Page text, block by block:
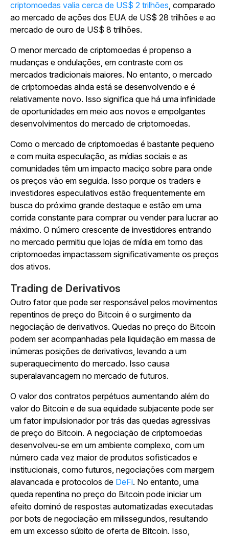
criptomoedas valia cerca de US$ 2 trilhões, comparado
ao mercado de ações dos EUA de US$ 28 trilhões e ao
mercado de ouro de US$ 8 trilhões.
O menor mercado de criptomoedas é propenso a
mudanças e ondulações, em contraste com os
mercados tradicionais maiores. No entanto, o mercado
de criptomoedas ainda está se desenvolvendo e é
relativamente novo. Isso significa que há uma infinidade
de oportunidades em meio aos novos e empolgantes
desenvolvimentos do mercado de criptomoedas.
Como o mercado de criptomoedas é bastante pequeno
e com muita especulação, as mídias sociais e as
comunidades têm um impacto maciço sobre para onde
os preços vão em seguida. Isso porque os traders e
investidores especulativos estão frequentemente em
busca do próximo grande destaque e estão em uma
corrida constante para comprar ou vender para lucrar ao
máximo. O número crescente de investidores entrando
no mercado permitiu que lojas de mídia em torno das
criptomoedas impactassem significativamente os preços
dos ativos.
Trading de Derivativos
Outro fator que pode ser responsável pelos movimentos
repentinos de preço do Bitcoin é o surgimento da
negociação de derivativos. Quedas no preço do Bitcoin
podem ser acompanhadas pela liquidação em massa de
inúmeras posições de derivativos, levando a um
superaquecimento do mercado. Isso causa
superalavancagem no mercado de futuros.
O valor dos contratos perpétuos aumentando além do
valor do Bitcoin e de sua equidade subjacente pode ser
um fator impulsionador por trás das quedas agressivas
de preço do Bitcoin. A negociação de criptomoedas
desenvolveu-se em um ambiente complexo, com um
número cada vez maior de produtos sofisticados e
institucionais, como futuros, negociações com margem
alavancada e protocolos de DeFi. No entanto, uma
queda repentina no preço do Bitcoin pode iniciar um
efeito dominó de respostas automatizadas executadas
por bots de negociação em milissegundos, resultando
em um excesso súbito de oferta de Bitcoin. Isso,